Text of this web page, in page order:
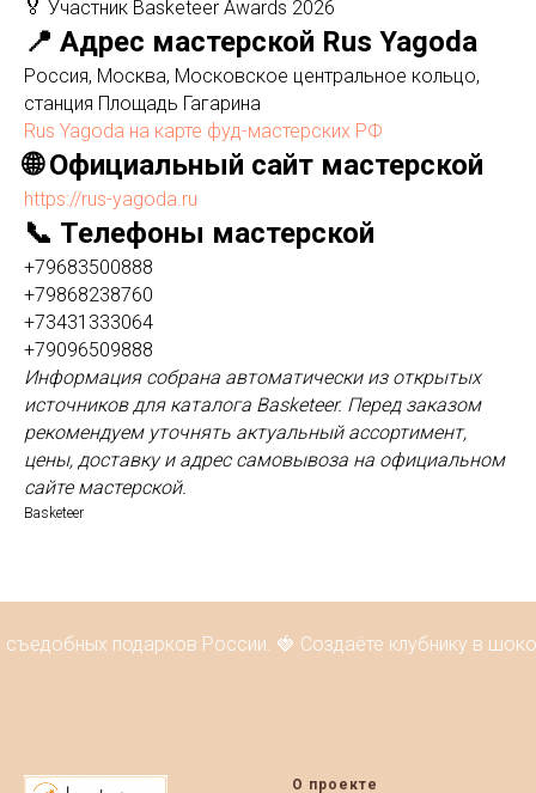
🏅 Участник Basketeer Awards 2026
📍 Адрес мастерской Rus Yagoda
Россия, Москва, Московское центральное кольцо,
станция Площадь Гагарина
Rus Yagoda на карте фуд-мастерских РФ
🌐 Официальный сайт мастерской
https://rus-yagoda.ru
📞 Телефоны мастерской
+79683500888
+79868238760
+73431333064
+79096509888
Информация собрана автоматически из открытых
источников для каталога Basketeer. Перед заказом
рекомендуем уточнять актуальный ассортимент,
цены, доставку и адрес самовывоза на официальном
сайте мастерской.
Basketeer
подарков России. 🍓 Создаёте клубнику в
О проекте